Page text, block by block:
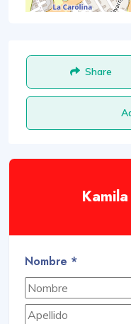
Share
Kamila
Nombre *